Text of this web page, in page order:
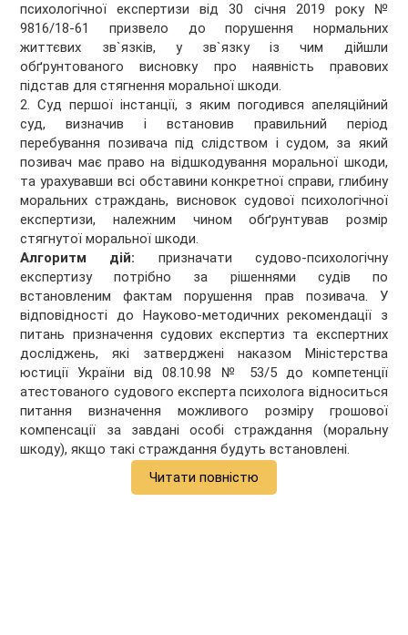
психологічної експертизи від 30 січня 2019 року №
9816/18-61 призвело до порушення нормальних
життєвих зв`язків, у зв`язку із чим дійшли
обґрунтованого висновку про наявність правових
підстав для стягнення моральної шкоди.
2. Суд першої інстанції, з яким погодився апеляційний
суд, визначив і встановив правильний період
перебування позивача під слідством і судом, за який
позивач має право на відшкодування моральної шкоди,
та урахувавши всі обставини конкретної справи, глибину
моральних страждань, висновок судової психологічної
експертизи, належним чином обґрунтував розмір
стягнутої моральної шкоди.
Алгоритм дій: призначати судово-психологічну
експертизу потрібно за рішеннями судів по
встановленим фактам порушення прав позивача. У
відповідності до Науково-методичних рекомендації з
питань призначення судових експертиз та експертних
досліджень, які затверджені наказом Міністерства
юстиції України від 08.10.98 № 53/5 до компетенції
атестованого судового експерта психолога відноситься
питання визначення можливого розміру грошової
компенсації за завдані особі страждання (моральну
шкоду), якщо такі страждання будуть встановлені.
Читати повністю